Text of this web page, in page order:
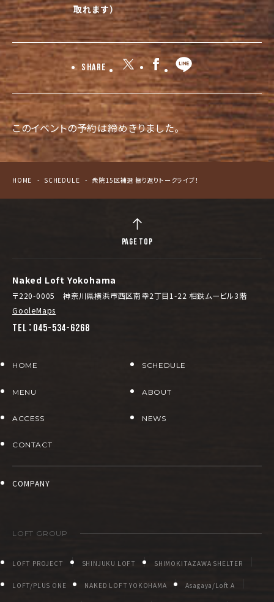
取れます）
Share
このイベントの予約は締めきりました。
HOME SCHEDULE 衆院15区補選 振り返りトークライブ！
Naked Loft Yokohama
〒220-0005 神奈川県横浜市西区南幸2丁目1-22 相鉄ムービル3階
GooleMaps
TEL：045-534-6268
HOME SCHEDULE
MENU ABOUT
ACCESS NEWS
CONTACT
COMPANY
LOFT GROUP
LOFT PROJECT SHINJUKU LOFT SHIMOKITAZAWA SHELTER
LOFT/PLUS ONE NAKED LOFT YOKOHAMA Asagaya/Loft A
PAGE TOP